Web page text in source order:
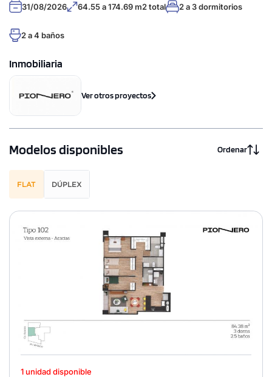
31/08/2026 64.55 a 174.69 m2 total 2 a 3 dormitorios
2 a 4 baños
Inmobiliaria
Ver otros proyectos
Modelos disponibles Ordenar
FLAT DÚPLEX
1 unidad disponible